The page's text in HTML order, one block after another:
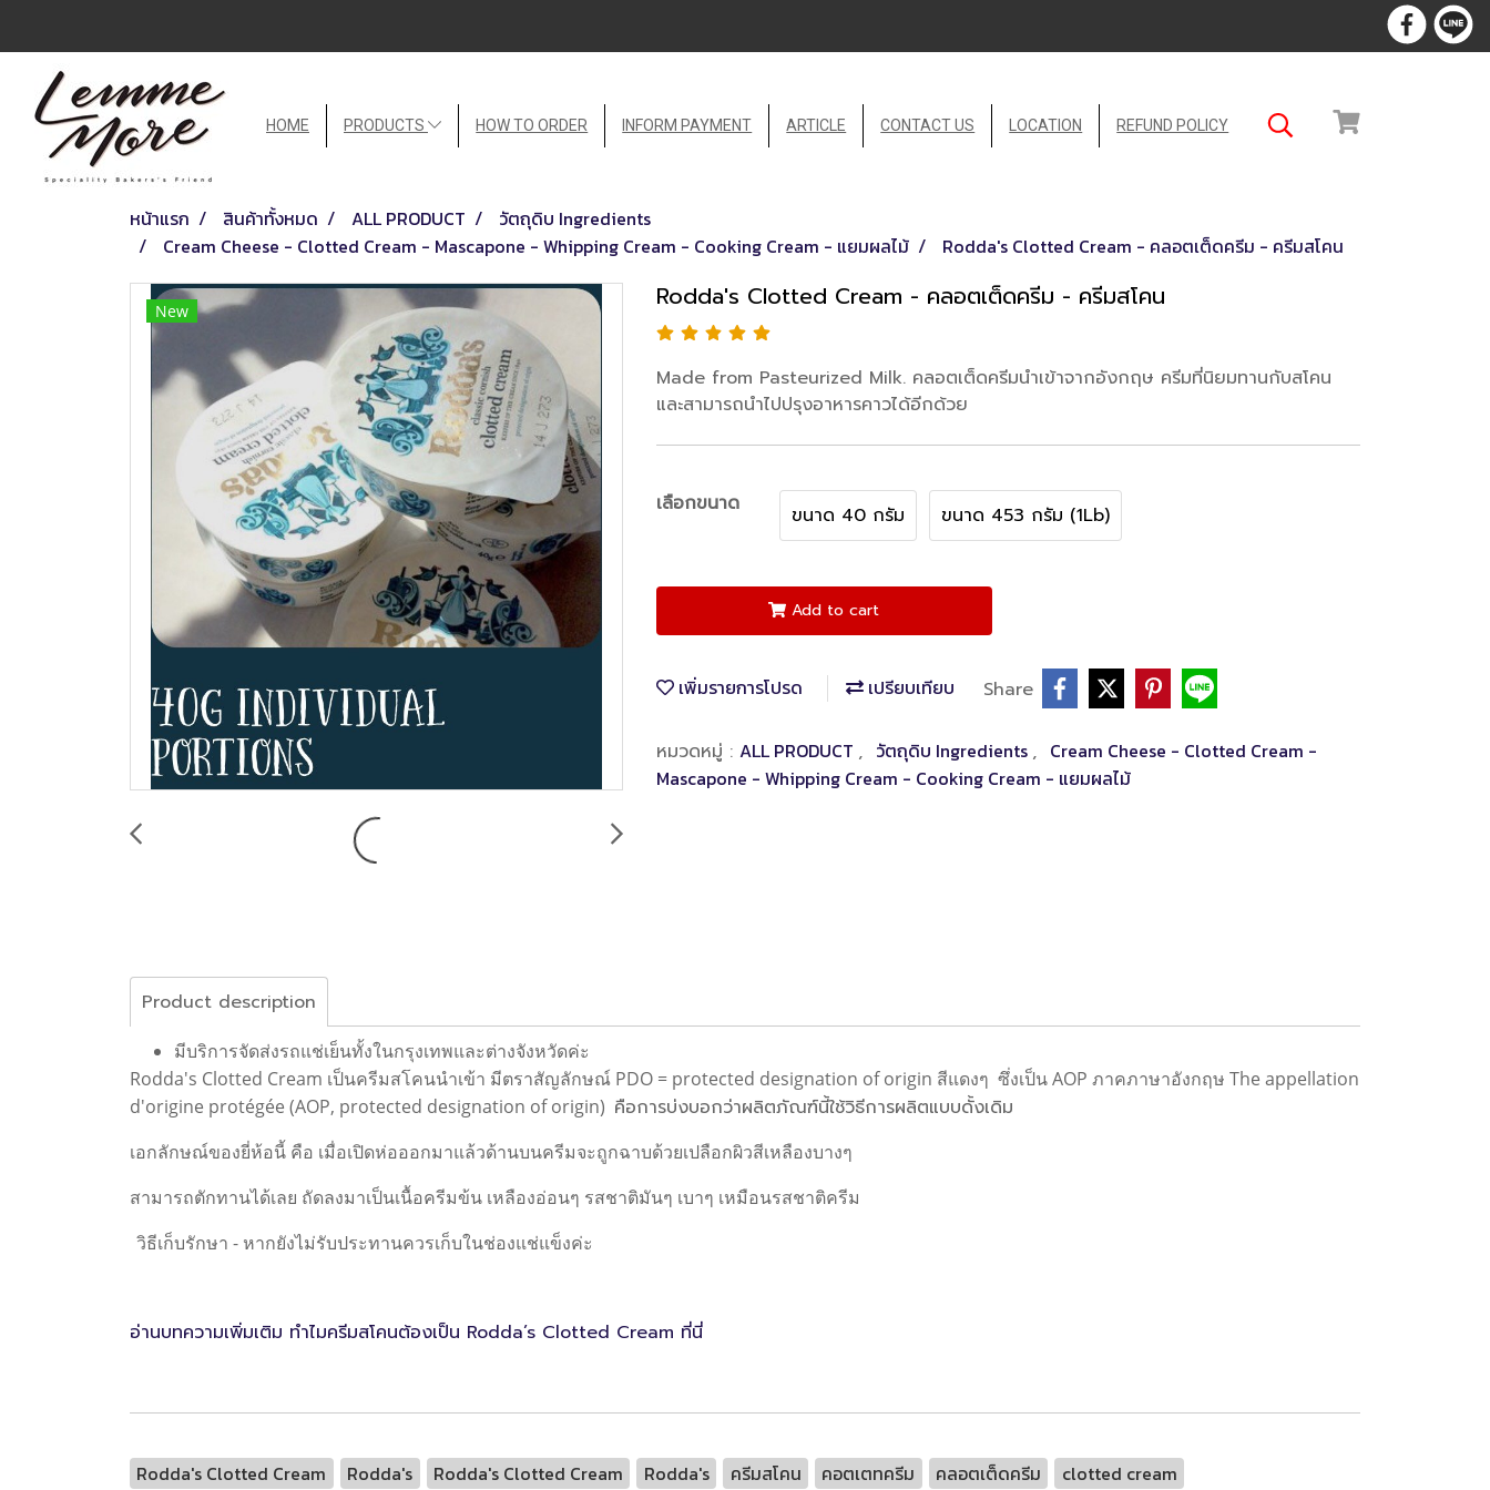
HOME PRODUCTS HOW TO ORDER INFORM PAYMENT ARTICLE CONTACT US LOCATION REFUND POLICY
หน้าแรก สินค้าทั้งหมด ALL PRODUCT
วัตถุดิบ Ingredients
Cream Cheese - Clotted Cream - Mascapone - Whipping Cream - Cooking Cream - แยมผลไม้
Rodda's Clotted Cream - คลอตเต็ดครีม - ครีมสโคน
New Rodda's Clotted Cream - คลอตเต็ดครีม - ครีมสโคน
Made from Pasteurized Milk. คลอตเต็ดครีมนำเข้าจากอังกฤษ ครีมที่นิยมทานกับสโคน
และสามารถนำไปปรุงอาหารคาวได้อีกด้วย
เลือกขนาด ขนาด 40 กรัม ขนาด 453 กรัม (1Lb)
Add to cart
เพิ่มรายการโปรด เปรียบเทียบ Share
หมวดหมู่ : ALL PRODUCT , วัตถุดิบ Ingredients , Cream Cheese - Clotted Cream -
Mascapone - Whipping Cream - Cooking Cream - แยมผลไม้
Product description
มีบริการจัดส่งรถแช่เย็นทั้งในกรุงเทพและต่างจังหวัดค่ะ
Rodda's Clotted Cream เป็นครีมสโคนนำเข้า มีตราสัญลักษณ์ PDO = protected designation of origin สีแดงๆ ซึ่งเป็น AOP ภาคภาษาอังกฤษ The appellation
d'origine protégée (AOP, protected designation of origin) คือการบ่งบอกว่าผลิตภัณฑ์นี้ใช้วิธีการผลิตแบบดั้งเดิม
เอกลักษณ์ของยี่ห้อนี้ คือ เมื่อเปิดห่อออกมาแล้วด้านบนครีมจะถูกฉาบด้วยเปลือกผิวสีเหลืองบางๆ
สามารถตักทานได้เลย ถัดลงมาเป็นเนื้อครีมข้น เหลืองอ่อนๆ รสชาติมันๆ เบาๆ เหมือนรสชาติครีม
วิธีเก็บรักษา - หากยังไม่รับประทานควรเก็บในช่องแช่แข็งค่ะ
อ่านบทความเพิ่มเติม ทำไมครีมสโคนต้องเป็น Rodda’s Clotted Cream ที่นี่
Rodda's Clotted Cream Rodda's Rodda's Clotted Cream Rodda's ครีมสโคน คอตเตทครีม คลอตเต็ดครีม clotted cream